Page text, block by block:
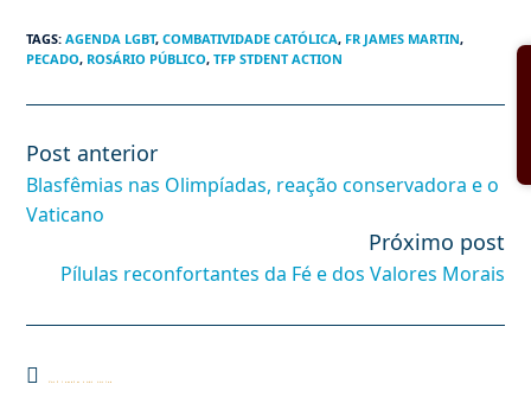
TAGS:AGENDA LGBT, COMBATIVIDADE CATÓLICA, FR JAMES MARTIN,
PECADO, ROSÁRIO PÚBLICO, TFP STDENT ACTION
Leia
artigos
Post anterior
Blasfêmias nas Olimpíadas, reação conservadora e o
Vaticano
Próximo post
Pílulas reconfortantes da Fé e dos Valores Morais